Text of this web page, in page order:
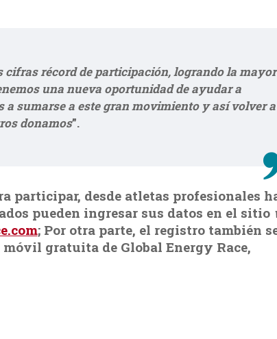
cifras récord de participación, logrando la mayor
una nueva oportunidad de ayudar a
sumarse a este gran movimiento y así volver a
donamos”.
participar, desde atletas profesionales
pueden ingresar sus datos en el sitio
; Por otra parte, el registro también
gratuita de Global Energy Race,